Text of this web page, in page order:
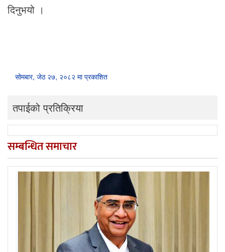
दिनुभयो ।
सोमबार, जेठ २७, २०८२ मा प्रकाशित
तपाईको प्रतिक्रिया
सम्बन्धित समाचार